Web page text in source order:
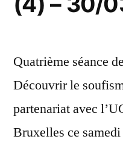
Quatrième séance
Découvrir le
partenariat avec
Bruxelles ce